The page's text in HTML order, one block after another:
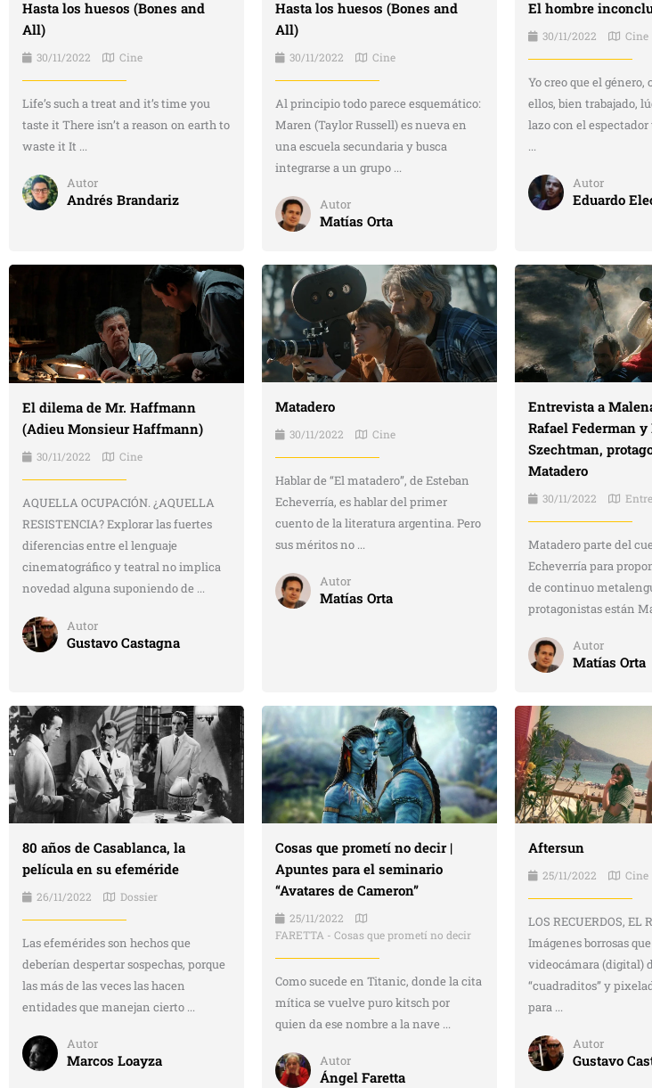
Hasta los huesos (Bones and
All)
30/11/2022 Cine
Life’s such a treat and it’s time you
taste it There isn’t a reason on earth to
waste it It ...
Autor
Andrés Brandariz
Hasta los huesos (Bones and
All)
30/11/2022 Cine
Al principio todo parece esquemático:
Maren (Taylor Russell) es nueva en
una escuela secundaria y busca
integrarse a un grupo ...
Autor
Matías Orta
El hombre
30/11/2022 Cine
Yo creo que el género,
ellos, bien trabajado,
lazo con el
...
Autor
Eduardo
El dilema de Mr. Haffmann
(Adieu Monsieur Haffmann)
30/11/2022 Cine
AQUELLA OCUPACIÓN. ¿AQUELLA
RESISTENCIA? Explorar las fuertes
diferencias entre el lenguaje
cinematográfico y teatral no implica
novedad alguna suponiendo de ...
Autor
Gustavo Castagna
Matadero
30/11/2022 Cine
Hablar de “El matadero”, de Esteban
Echeverría, es hablar del primer
cuento de la literatura argentina. Pero
sus méritos no ...
Autor
Matías Orta
Entrevista a
Rafael Federman y
Szechtman,
Matadero
30/11/2022
Matadero parte del
Echeverría para
de continuo
protagonistas están
Autor
Matías Orta
80 años de Casablanca, la
película en su efeméride
26/11/2022 Dossier
Las efemérides son hechos que
deberían despertar sospechas, porque
las más de las veces las hacen
entidades que manejan cierto ...
Autor
Marcos Loayza
Cosas que prometí no decir |
Apuntes para el seminario
“Avatares de Cameron”
25/11/2022
FARETTA - Cosas que prometí no decir
Como sucede en Titanic, donde la cita
mítica se vuelve puro kitsch por
quien da ese nombre a la nave ...
Autor
Ángel Faretta
Aftersun
25/11/2022 Cine
LOS RECUERDOS, EL
Imágenes borrosas
videocámara (digital)
“cuadraditos” y
para ...
Autor
Gustavo